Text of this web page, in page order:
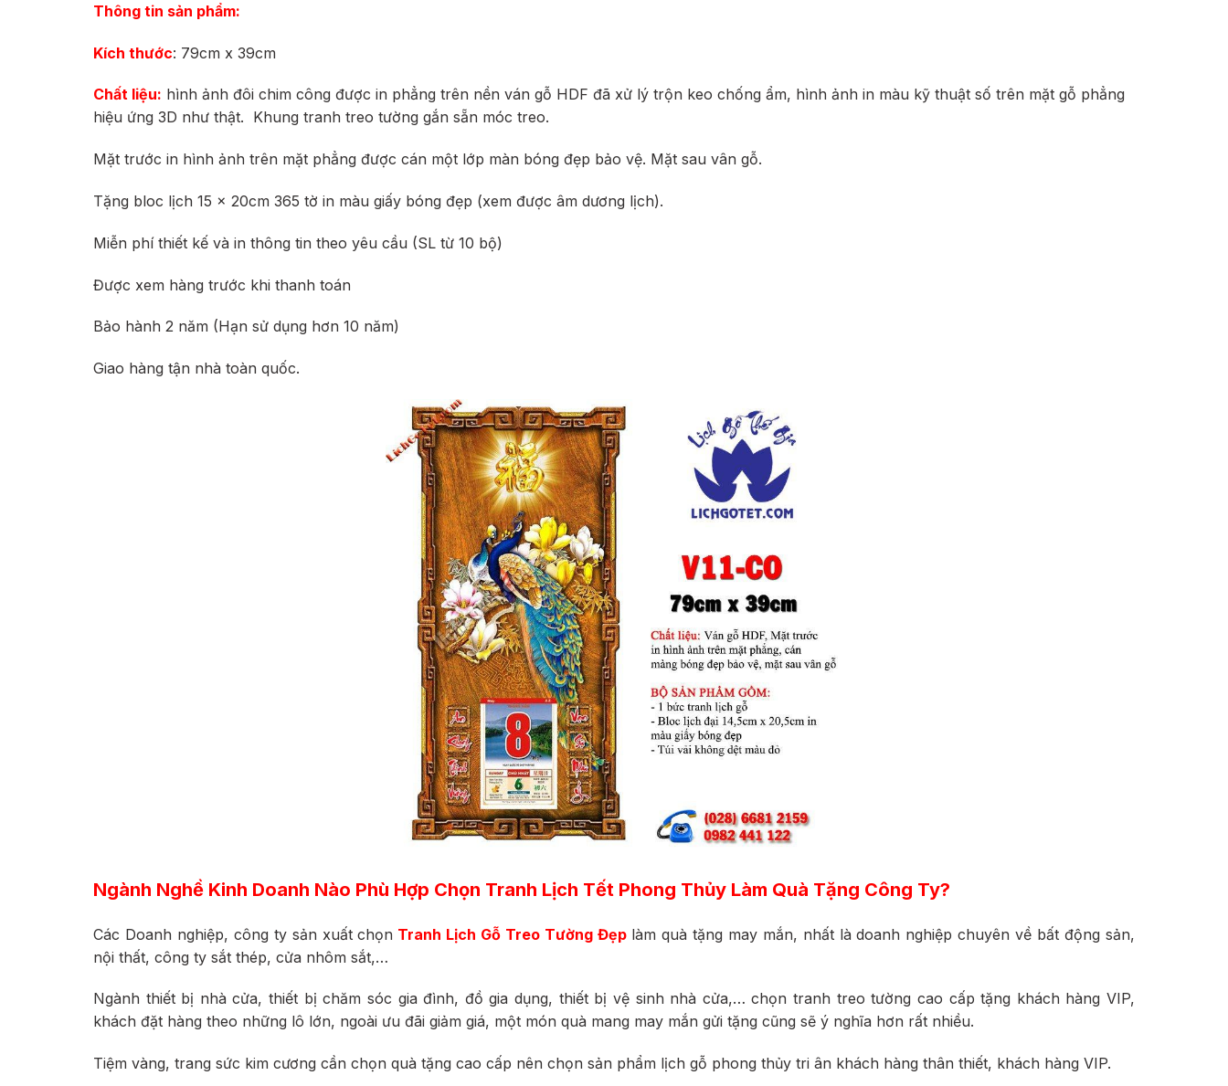
Thông tin sản phẩm:
Kích thước: 79cm x 39cm
Chất liệu: hình ảnh đôi chim công được in phẳng trên nền ván gỗ HDF đã xử lý trộn keo chống ẩm, hình ảnh in màu kỹ thuật số trên mặt gỗ phẳng
hiệu ứng 3D như thật. Khung tranh treo tường gắn sẵn móc treo.
Mặt trước in hình ảnh trên mặt phẳng được cán một lớp màn bóng đẹp bảo vệ. Mặt sau vân gỗ.
Tặng bloc lịch 15 x 20cm 365 tờ in màu giấy bóng đẹp (xem được âm dương lịch).
Miễn phí thiết kế và in thông tin theo yêu cầu (SL từ 10 bộ)
Được xem hàng trước khi thanh toán
Bảo hành 2 năm (Hạn sử dụng hơn 10 năm)
Giao hàng tận nhà toàn quốc.
Ngành Nghề Kinh Doanh Nào Phù Hợp Chọn Tranh Lịch Tết Phong Thủy Làm Quà Tặng Công Ty?
Các Doanh nghiệp, công ty sản xuất chọn Tranh Lịch Gỗ Treo Tường Đẹp làm quà tặng may mắn, nhất là doanh nghiệp chuyên về bất động sản,
nội thất, công ty sắt thép, cửa nhôm sắt,…
Ngành thiết bị nhà cửa, thiết bị chăm sóc gia đình, đồ gia dụng, thiết bị vệ sinh nhà cửa,… chọn tranh treo tường cao cấp tặng khách hàng VIP,
khách đặt hàng theo những lô lớn, ngoài ưu đãi giảm giá, một món quà mang may mắn gửi tặng cũng sẽ ý nghĩa hơn rất nhiều.
Tiệm vàng, trang sức kim cương cần chọn quà tặng cao cấp nên chọn sản phẩm lịch gỗ phong thủy tri ân khách hàng thân thiết, khách hàng VIP.